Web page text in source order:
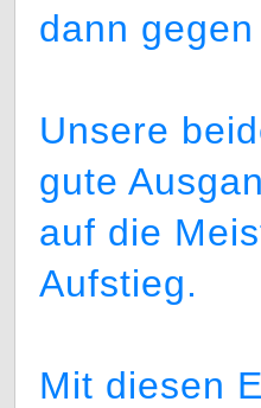
dann
Unsere
gute
auf die
Aufstieg.
Mit diesen